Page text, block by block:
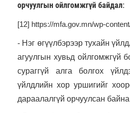
орчуулгын ойлгомжгүй байдал:
[12] https://mfa.gov.mn/wp-
- Нэг өгүүлбэрээр тухайн
агуулгын хувьд ойлгомжгүй
сураггүй алга болгох
үйлдлийн хор уршигийг
дараалалгүй орчуулсан